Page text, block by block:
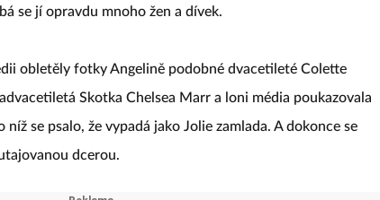
se jí opravdu mnoho žen a dívek.
obletěly fotky Angelině podobné dvacetileté Colette
Skotka Chelsea Marr a loni média poukazovala
se psalo, že vypadá jako Jolie zamlada. A dokonce se
dcerou.